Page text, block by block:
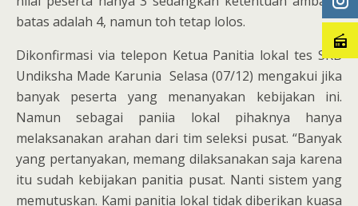
batas adalah 4, namun toh tetap lolos.
Dikonfirmasi via telepon Ketua Panitia lokal tes SKB
Undiksha Made Karunia Selasa (07/12) mengakui jika
banyak peserta yang menanyakan kebijakan ini.
Namun sebagai paniia lokal pihaknya hanya
melaksanakan arahan dari tim seleksi pusat. “Banyak
yang pertanyakan, memang dilaksanakan saja karena
itu sudah kebijakan panitia pusat. Nanti sistem yang
memutuskan. Kami panitia lokal tidak diberikan kuasa